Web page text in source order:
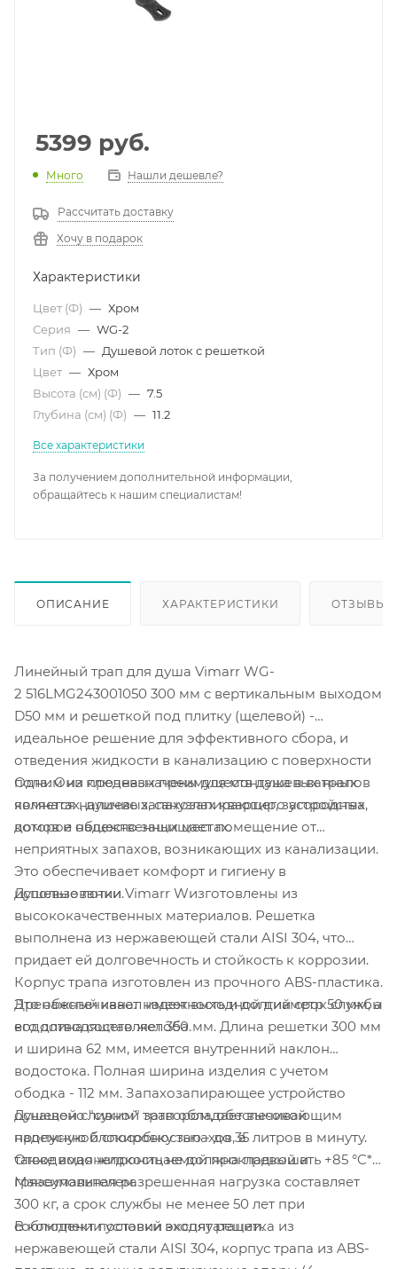
5399 руб.
Много Нашли дешевле?
Рассчитать доставку
Хочу в подарок
Характеристики
Цвет (Ф) — Хром
Серия — WG-2
Тип (Ф) — Душевой лоток с решеткой
Цвет — Хром
Высота (см) (Ф) — 7.5
Глубина (см) (Ф) — 11.2
Все характеристики
За получением дополнительной информации,
обращайтесь к нашим специалистам!
ОПИСАНИЕ ХАРАКТЕРИСТИКИ ОТЗЫВЫ
Линейный трап для душа Vimarr WG-
2 516LMG243001050 300 мм с вертикальным выходом
D50 мм и решеткой под плитку (щелевой) -
идеальное решение для эффективного сбора, и
отведения жидкости в канализацию с поверхности
пола. Они предназначены для монтажа в ванных
комнатах, душевых, санузлах квартир, загородных
домов и общественных местах.
Одним из ключевых преимуществ душевых трапов
является наличие запахозапирающего устройства,
которое надежно защищает помещение от
неприятных запахов, возникающих из канализации.
Это обеспечивает комфорт и гигиену в
использовании.
Душевые лотки Vimarr Wизготовлены из
высококачественных материалов. Решетка
выполнена из нержавеющей стали AISI 304, что
придает ей долговечность и стойкость к коррозии.
Корпус трапа изготовлен из прочного ABS-пластика.
Это обеспечивает надежность и долгий срок службы
водоотводящего желоба.
Дренажный канал имеет выходной диаметр 50 мм, а
его длина составляет 350 мм. Длина решетки 300 мм
и ширина 62 мм, имеется внутренний наклон
водостока. Полная ширина изделия с учетом
ободка - 112 мм. Запахозапирающее устройство
оснащено "сухим" затвором, обеспечивающим
надежную блокировку запахов, а
также водонепроницаемой прокладкой и
грязеуловителем.
Душевой сливной трап обладает высокой
пропускной способностью - до 35 литров в минуту.
Отводимая жидкость не должна превышать +85 °C*.
Максимальная разрешенная нагрузка составляет
300 кг, а срок службы не менее 50 лет при
соблюдении условий эксплуатации.
В комплект поставки входят решетка из
нержавеющей стали AISI 304, корпус трапа из ABS-